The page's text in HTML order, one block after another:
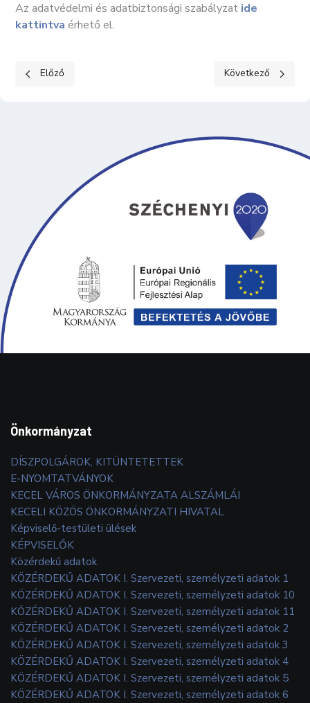
Az adatvédelmi és adatbiztonsági szabályzat ide
kattintva érhető el.
Előző cikk: KÖZÉRDEKŰ ADATOK I. Szervezeti, személyzeti
Előző Következő cikk:
Következő
Önkormányzat
DÍSZPOLGÁROK, KITÜNTETETTEK
E-NYOMTATVÁNYOK
KECEL VÁROS ÖNKORMÁNYZATA ALSZÁMLÁI
KECELI KÖZÖS ÖNKORMÁNYZATI HIVATAL
Képviselő-testületi ülések
KÉPVISELŐK
Közérdekű adatok
KÖZÉRDEKŰ ADATOK I. Szervezeti, személyzeti adatok 1
KÖZÉRDEKŰ ADATOK I. Szervezeti, személyzeti adatok 10
KÖZÉRDEKŰ ADATOK I. Szervezeti, személyzeti adatok 11
KÖZÉRDEKŰ ADATOK I. Szervezeti, személyzeti adatok 2
KÖZÉRDEKŰ ADATOK I. Szervezeti, személyzeti adatok 3
KÖZÉRDEKŰ ADATOK I. Szervezeti, személyzeti adatok 4
KÖZÉRDEKŰ ADATOK I. Szervezeti, személyzeti adatok 5
KÖZÉRDEKŰ ADATOK I. Szervezeti, személyzeti adatok 6